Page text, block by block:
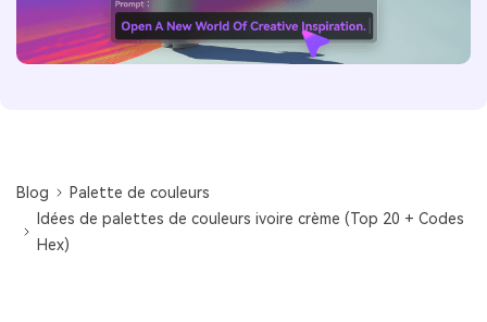
Blog
Palette de couleurs
Idées de palettes de couleurs ivoire crème (Top 20 + Codes
Hex)